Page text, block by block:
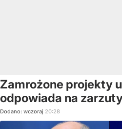
Zamrożone projekty
odpowiada na
Dodano: wczoraj 20:28